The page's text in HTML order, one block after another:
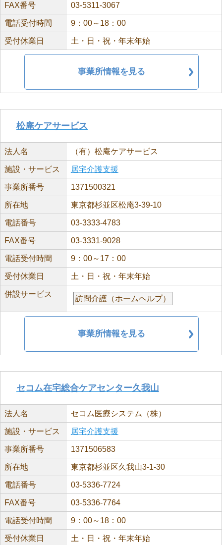
FAX番号 03-5311-3067
電話受付時間 9：00～18：00
受付休業日 土・日・祝・年末年始
事業所情報を見る
松庵ケアサービス
法人名 （有）松庵ケアサービス
施設・サービス 居宅介護支援
事業所番号 1371500321
所在地 東京都杉並区松庵3-39-10
電話番号 03-3333-4783
FAX番号 03-3331-9028
電話受付時間 9：00～17：00
受付休業日 土・日・祝・年末年始
併設サービス
訪問介護（ホームヘルプ）
事業所情報を見る
セコム在宅総合ケアセンター久我山
法人名 セコム医療システム（株）
施設・サービス 居宅介護支援
事業所番号 1371506583
所在地 東京都杉並区久我山3-1-30
電話番号 03-5336-7724
FAX番号 03-5336-7764
電話受付時間 9：00～18：00
受付休業日 土・日・祝・年末年始